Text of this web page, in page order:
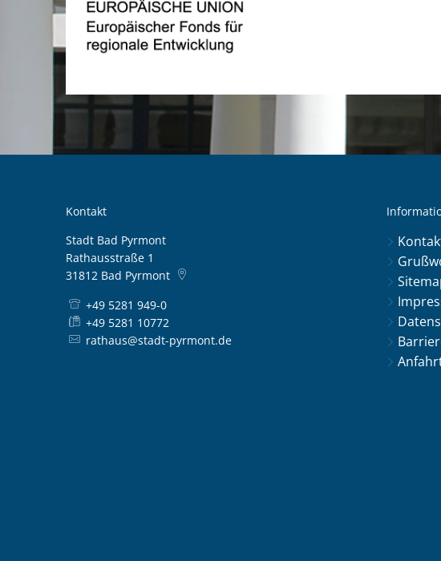
Kontakt
Stadt Bad Pyrmont
Rathausstraße 1
31812 Bad Pyrmont
+49 5281 949-0
+49 5281 10772
rathaus@stadt-pyrmont.de